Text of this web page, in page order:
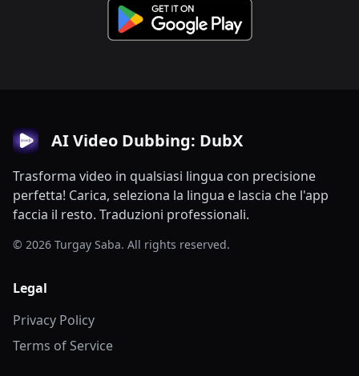
AI Video Dubbing: DubX
Trasforma video in qualsiasi lingua con precisione
perfetta! Carica, seleziona la lingua e lascia che l'app
faccia il resto. Traduzioni professionali.
© 2026 Turgay Saba. All rights reserved.
Legal
Privacy Policy
Terms of Service